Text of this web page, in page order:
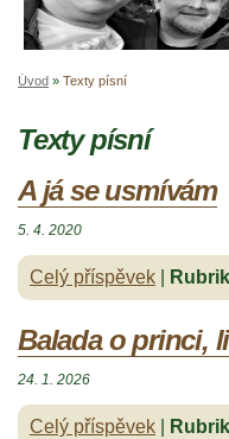
Úvod » Texty písní
Texty písní
A já se usmívám
5. 4. 2020
Celý příspěvek
Balada o princi,
24. 1. 2026
Celý příspěvek